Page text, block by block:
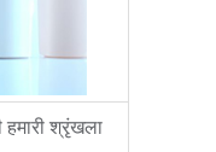
श्रृंखला